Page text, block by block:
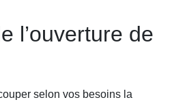
l’ouverture de
selon vos besoins la